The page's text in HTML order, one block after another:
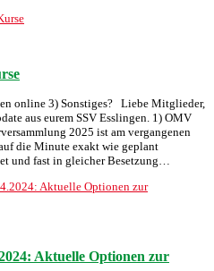
online 3) Sonstiges? Liebe Mitglieder,
aus eurem SSV Esslingen. 1) OMV
2025 ist am vergangenen
die Minute exakt wie geplant
und fast in gleicher Besetzung…
Aktuelle Optionen zur